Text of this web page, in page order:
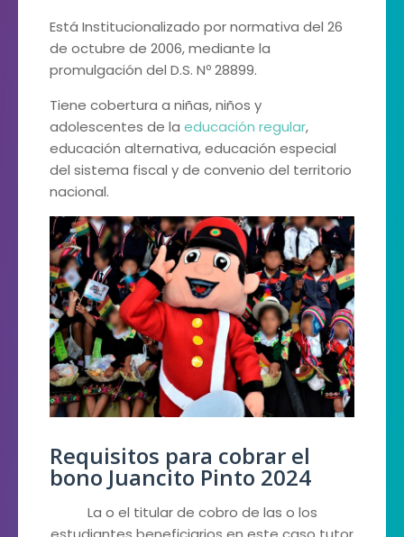
Está Institucionalizado por normativa del 26
de octubre de 2006, mediante la
promulgación del D.S. Nº 28899.
Tiene cobertura a niñas, niños y
adolescentes de la educación regular,
educación alternativa, educación especial
del sistema fiscal y de convenio del territorio
nacional.
Requisitos para cobrar el
bono Juancito Pinto 2024
La o el titular de cobro de las o los